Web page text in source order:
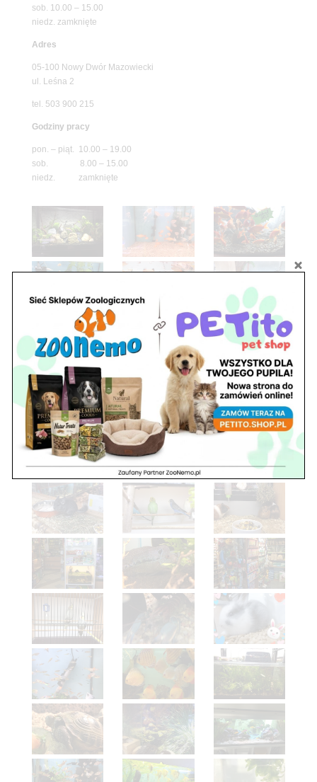
sob. 10.00 – 15.00
niedz. zamknięte
Adres
05-100 Nowy Dwór Mazowiecki
ul. Leśna 2
tel. 503 900 215
Godziny pracy
pon. – piąt. 10.00 – 19.00
sob. 8.00 – 15.00
niedz. zamknięte